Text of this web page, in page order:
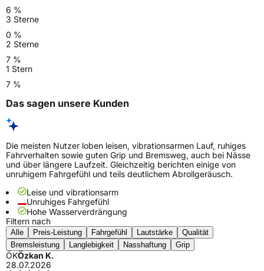
6 %
3 Sterne
0 %
2 Sterne
7 %
1 Stern
7 %
Das sagen unsere Kunden
Die meisten Nutzer loben leisen, vibrationsarmen Lauf, ruhiges
Fahrverhalten sowie guten Grip und Bremsweg, auch bei Nässe
und über längere Laufzeit. Gleichzeitig berichten einige von
unruhigem Fahrgefühl und teils deutlichem Abrollgeräusch.
Leise und vibrationsarm
Unruhiges Fahrgefühl
Hohe Wasserverdrängung
Filtern nach
Alle Preis-Leistung Fahrgefühl Lautstärke
Qualität
Bremsleistung
Langlebigkeit Nasshaftung Grip
ÖKÖzkan K.
28.07.2026